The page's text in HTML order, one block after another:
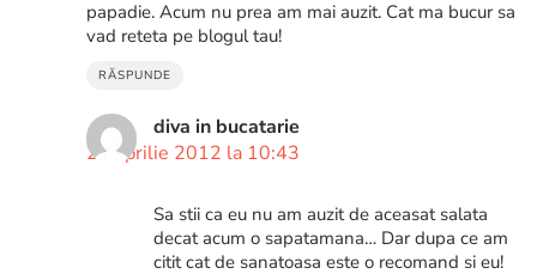
papadie. Acum nu prea am mai auzit. Cat ma bucur sa
vad reteta pe blogul tau!
RĂSPUNDE
diva in bucatarie
27 aprilie 2012 la 10:43
Sa stii ca eu nu am auzit de aceasat salata
decat acum o sapatamana… Dar dupa ce am
citit cat de sanatoasa este o recomand si eu!